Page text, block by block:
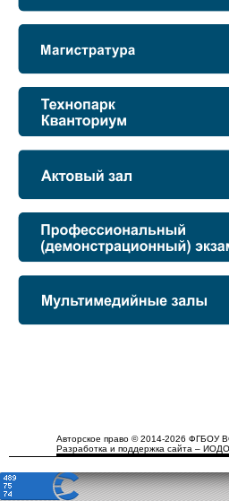
Авторское право © 2014-2026 ФГБОУ
Разработка и поддержка сайта –